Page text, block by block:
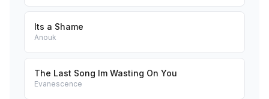
Its a Shame
Anouk
The Last Song Im Wasting On You
Evanescence